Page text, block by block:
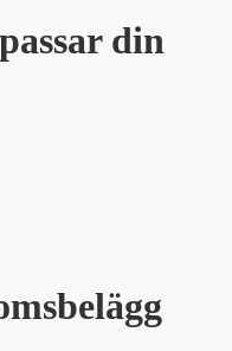
din